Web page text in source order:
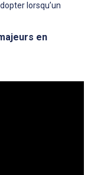
lorsqu’un
en